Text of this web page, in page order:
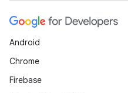
Android
Chrome
Firebase